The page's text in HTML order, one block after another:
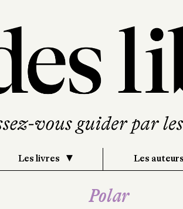
Les livres Les auteurs
Polar